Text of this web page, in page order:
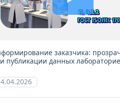
заказчика:
публикации данных